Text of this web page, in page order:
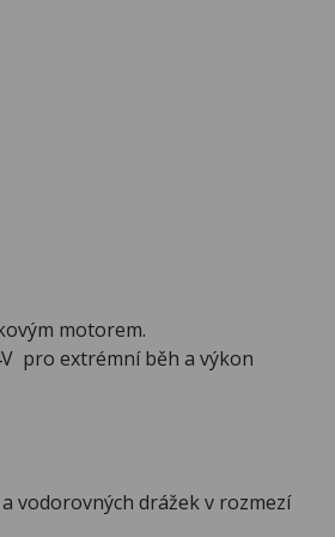
motorem.
pro extrémní běh a výkon
vodorovných drážek v rozmezí